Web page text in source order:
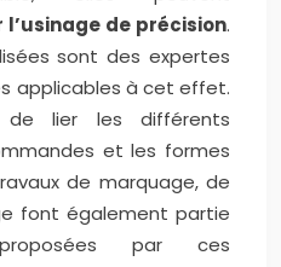
de précision.
sont des expertes
applicables à cet effet.
de lier les différents
et les formes
de marquage, de
font également partie
par ces